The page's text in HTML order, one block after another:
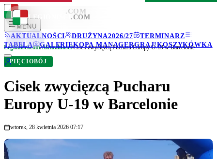
LEGIONISCI .COM
MENU
AKTUALNOŚCI
DRUŻYNA2026/27
TERMINARZ
TABELA
GALERIEKOPA MANAGERGRAJ!KOSZYKÓWKA
LEGIONISCI .COM
Legionisci.com/Aktualności/Cisek zwycięzcą Pucharu Europy U-19 w Barcelonie
PIĘCIOBÓJ
Cisek zwycięzcą Pucharu
Europy U-19 w Barcelonie
wtorek, 28 kwietnia 2026 07:17